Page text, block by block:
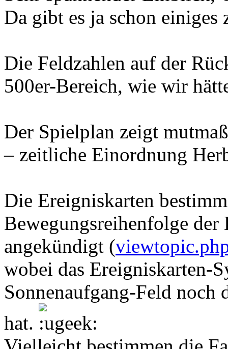
Da gibt es ja schon einiges
Die Feldzahlen auf der
500er-Bereich, wie wir
Der Spielplan zeigt
– zeitliche Einordnung
Die Ereigniskarten
Bewegungsreihenfolge der
angekündigt (
wobei das Ereigniskarten-
Sonnenaufgang-Feld noch
hat.